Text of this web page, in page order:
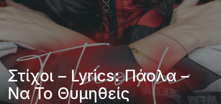
Στίχοι – Lyrics: Πάολα –
Να Το Θυμηθείς